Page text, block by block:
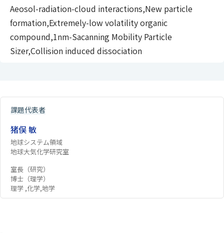
Aeosol-radiation-cloud interactions,New particle
formation,Extremely-low volatility organic
compound,1nm-Sacanning Mobility Particle
Sizer,Collision induced dissociation
課題代表者
猪俣 敏
地球システム領域
地球大気化学研究室
室長（研究）
博士（理学）
理学 ,化学,地学